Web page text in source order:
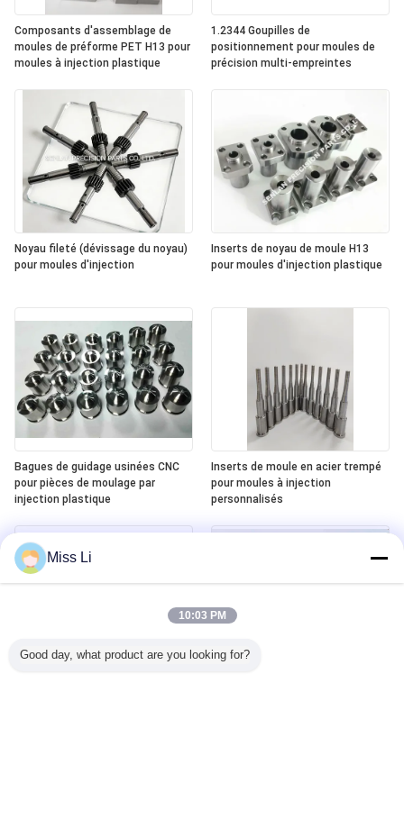
Composants d'assemblage de
moules de préforme PET H13 pour
moules à injection plastique
1.2344 Goupilles de
positionnement pour moules de
précision multi-empreintes
Noyau fileté (dévissage du noyau)
pour moules d'injection
Inserts de noyau de moule H13
pour moules d'injection plastique
Bagues de guidage usinées CNC
pour pièces de moulage par
injection plastique
Inserts de moule en acier trempé
pour moules à injection
personnalisés
Miss Li
10:03 PM
Good day, what product are you looking for?